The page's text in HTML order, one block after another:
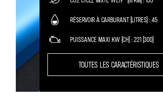
RÉSERVOIR À CARBURANT (LITRES) 45
PUISSANCE MAXI KW (CH) 221 (300)
TOUTES LES CARACTÉRISTIQUES